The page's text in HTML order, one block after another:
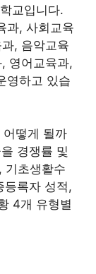
교입니다.
과, 사회교육
, 음악교육
영어교육과,
영하고 있습
어떻게 될까
경쟁률 및
기초생활수
등록자 성적,
4개 유형별